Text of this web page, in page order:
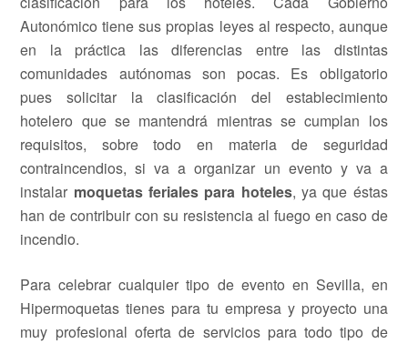
Autonómico tiene sus propias leyes al respecto, aunque
en la práctica las diferencias entre las distintas
comunidades autónomas son pocas. Es obligatorio
pues solicitar la clasificación del establecimiento
hotelero que se mantendrá mientras se cumplan los
requisitos, sobre todo en materia de seguridad
contraincendios, si va a organizar un evento y va a
instalar moquetas feriales para hoteles, ya que éstas
han de contribuir con su resistencia al fuego en caso de
incendio.
Para celebrar cualquier tipo de evento en Sevilla, en
Hipermoquetas tienes para tu empresa y proyecto una
muy profesional oferta de servicios para todo tipo de